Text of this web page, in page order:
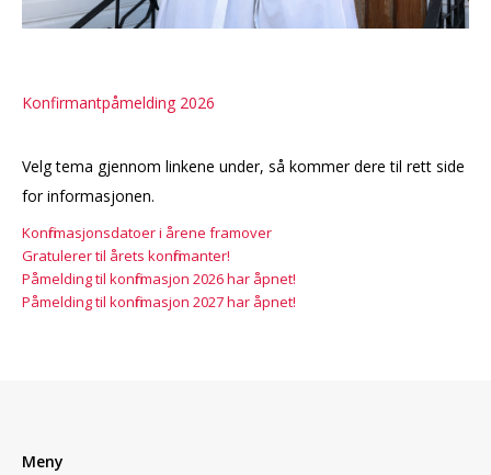
Konfirmantpåmelding 2026
Velg tema gjennom linkene under, så kommer dere til rett side
for informasjonen.
Konfirmasjonsdatoer i årene framover
Gratulerer til årets konfirmanter!
Påmelding til konfirmasjon 2026 har åpnet!
Påmelding til konfirmasjon 2027 har åpnet!
Meny